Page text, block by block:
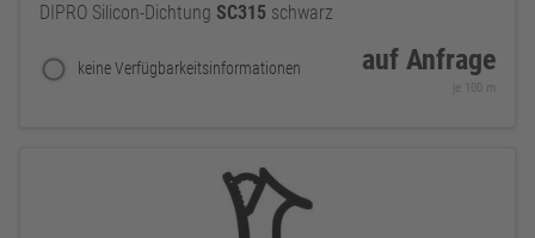
DIPRO Silicon-Dichtung SC315 schwarz
keine Verfügbarkeitsinformationen auf Anfrage
je 100 m